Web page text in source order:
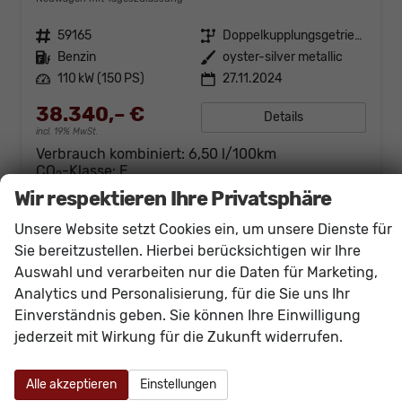
Fahrzeugnr. 59165 Getriebe
Doppelkupplungsgetriebe (DSG)
Kraftstoff Benzin Außenfarbe oyster-silver metallic
Leistung 110 kW (150 PS) 27.11.2024
38.340,– €
incl. 19% MwSt.
Details
Verbrauch kombiniert: 6,50 l/100km
CO2-Klasse: E
2 -Emissionen: 148,00 g/km
Wir respektieren Ihre Privatsphäre
Unsere Website setzt Cookies ein, um unsere Dienste für
Sie bereitzustellen. Hierbei berücksichtigen wir Ihre
Auswahl und verarbeiten nur die Daten für Marketing,
Analytics und Personalisierung, für die Sie uns Ihr
Einverständnis geben. Sie können Ihre Einwilligung
jederzeit mit Wirkung für die Zukunft widerrufen.
Alle akzeptieren Einstellungen